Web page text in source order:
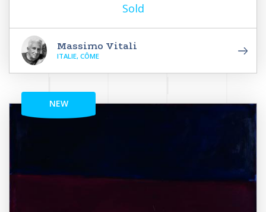
Sold
Massimo Vitali
ITALIE, CÔME
NEW